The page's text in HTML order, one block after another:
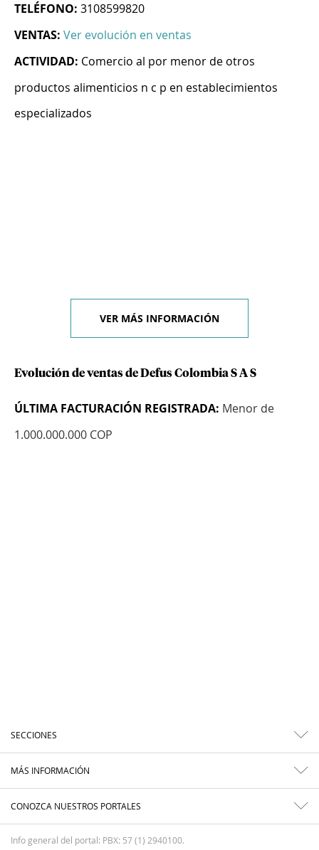
TELÉFONO: 3108599820
VENTAS: Ver evolución en ventas
ACTIVIDAD: Comercio al por menor de otros
productos alimenticios n c p en establecimientos
especializados
VER MÁS INFORMACIÓN
Evolución de ventas de Defus Colombia S A S
ÚLTIMA FACTURACIÓN REGISTRADA: Menor de
1.000.000.000 COP
SECCIONES
MÁS INFORMACIÓN
CONOZCA NUESTROS PORTALES
Info general del portal: PBX: 57 (1) 2940100.